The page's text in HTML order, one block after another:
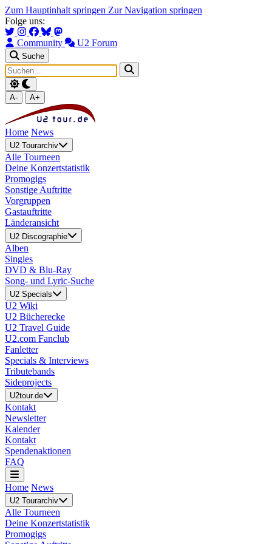
Zum Hauptinhalt springen Zur Navigation springen
Folge uns:
Community U2 Forum
Suche
A- A+
Home News
U2 Tourarchiv
Alle Tourneen
Deine Konzertstatistik
Promogigs
Sonstige Auftritte
Vorgruppen
Gastauftritte
Länderansicht
U2 Discographie
Alben
Singles
DVD & Blu-Ray
Song- und Lyric-Suche
U2 Specials
U2 Wiki
U2 Bücherecke
U2 Travel Guide
U2.com Fanclub
Fanletter
Specials & Interviews
Tributebands
Sideprojects
U2tour.de
Kontakt
Newsletter
Kalender
Kontakt
Spendenaktionen
FAQ
Home News
U2 Tourarchiv
Alle Tourneen
Deine Konzertstatistik
Promogigs